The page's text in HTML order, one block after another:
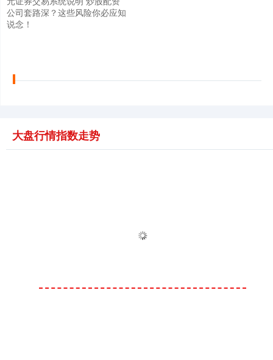
公司套路深？这些风险你必应知
说念！
大盘行情指数走势